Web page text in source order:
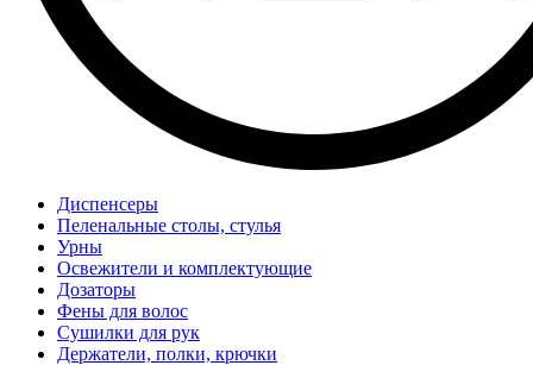
Диспенсеры
Пеленальные столы, стулья
Урны
Освежители и комплектующие
Дозаторы
Фены для волос
Сушилки для рук
Держатели, полки, крючки